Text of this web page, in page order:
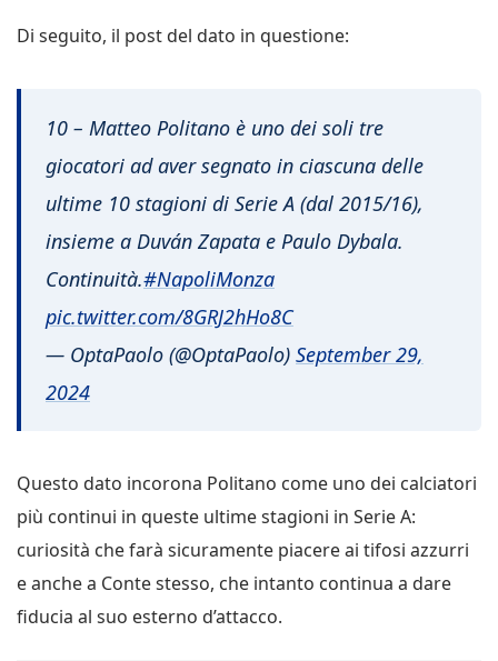
Di seguito, il post del dato in questione:
10 – Matteo Politano è uno dei soli tre
giocatori ad aver segnato in ciascuna delle
ultime 10 stagioni di Serie A (dal 2015/16),
insieme a Duván Zapata e Paulo Dybala.
Continuità.#NapoliMonza
pic.twitter.com/8GRJ2hHo8C
— OptaPaolo (@OptaPaolo) September 29,
2024
Questo dato incorona Politano come uno dei calciatori
più continui in queste ultime stagioni in Serie A:
curiosità che farà sicuramente piacere ai tifosi azzurri
e anche a Conte stesso, che intanto continua a dare
fiducia al suo esterno d’attacco.